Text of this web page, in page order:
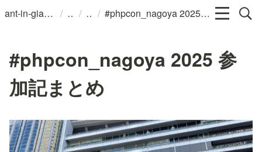
ant-in-giant G.K. / / / #phpcon_nagoya 2025 参加記まとめ
#phpcon_nagoya 2025 参
加記まとめ